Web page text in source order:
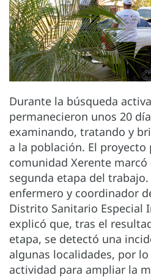
Durante la búsqueda
permanecieron unos 20
examinando, tratando y
a la población. El
comunidad Xerente
segunda etapa del
enfermero y coordinador
Distrito Sanitario Especial
explicó que, tras el
etapa, se detectó una
algunas localidades, por
actividad para ampliar la